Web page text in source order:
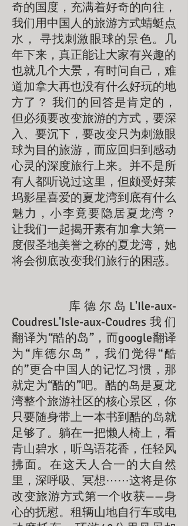
奇的国度，充满着好奇的向往，
我们用中国人的旅游方式蜻蜓点
水， 寻找刺激眼球的景色。几
年下来，真正能让大家有兴趣的
也就几个大景，有时问自己，难
道加拿大再也没有什么好玩的地
方了？ 我们的回答是肯定的，
但必须要改变旅游的方式，要深
入、要沉下，要改变只为刺激眼
球为目的旅游，而应回归到感动
心灵的深度旅行上来。并不是所
有人都听说过这里，但颇受好莱
坞影星喜爱的夏龙湾到底有什么
魅力，小李竟要隐居夏龙湾？
让我们一起揭开素有加拿大第一
度假圣地美誉之称的夏龙湾，她
将会彻底改变我们旅行的困惑。
库德尔岛L'Ile-aux-
CoudresL'Isle-aux-Coudres我们
翻译为“酷的岛”，而google翻译
为“库德尔岛”，我们觉得“酷
的”更合中国人的记忆习惯，那
就定为“酷的”吧。酷的岛是夏龙
湾整个旅游社区的核心景区，你
只要随身带上一本书到酷的岛就
足够了。躺在一把懒人椅上，看
青山碧水，听鸟语花香，任轻风
拂面。在这天人合一的大自然
里，深呼吸、冥想⋯⋯这将是你
改变旅游方式第一个收获——身
心的抚慰。租辆山地自行车或电